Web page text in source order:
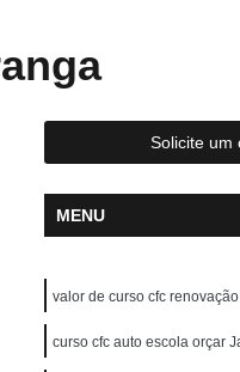
Aula de Direção em
Aulas de Direção para
para Carteira a
Auto Escola para Fazer
para Idosos
Escola para Primeira
Auto Escola para
Solicite um
MENU
valor de curso cfc
curso cfc auto escola orçar